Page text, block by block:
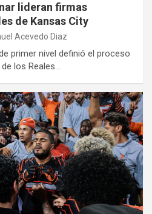
lideran firmas
de Kansas City
Acevedo Diaz
primer nivel definió el proceso
los Reales…